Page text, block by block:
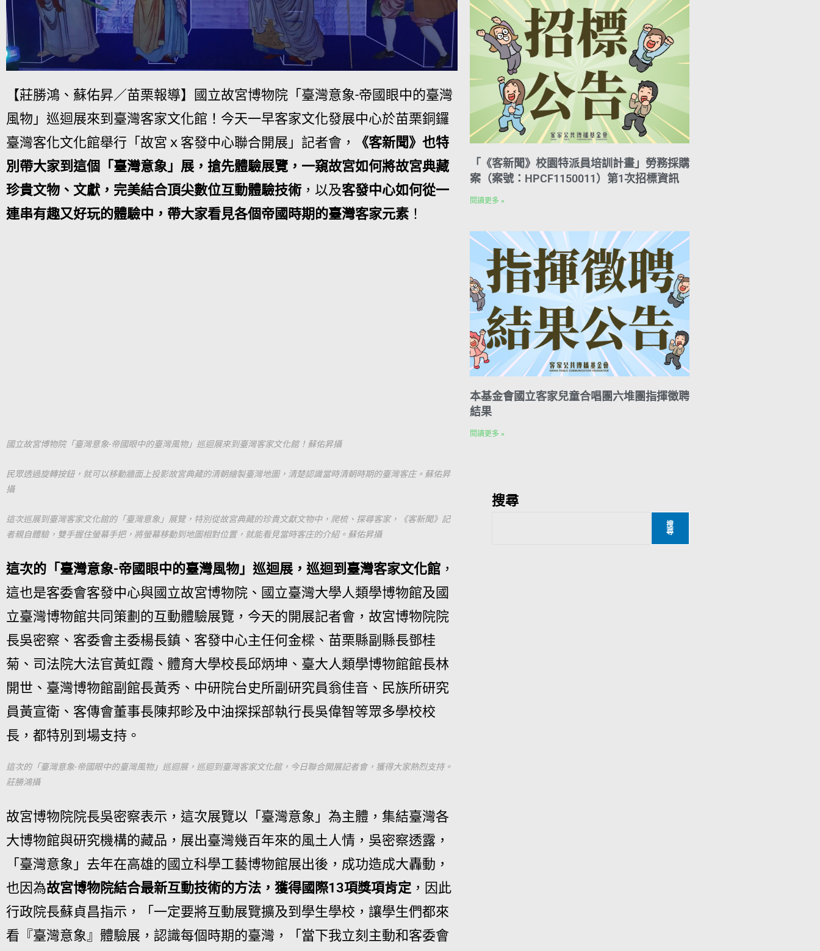
【莊勝鴻、蘇佑昇／苗栗報導】國立故宮博物院「臺灣意象-帝國眼中的臺灣
風物」巡迴展來到臺灣客家文化館！今天一早客家文化發展中心於苗栗銅鑼
臺灣客化文化館舉行「故宮ｘ客發中心聯合開展」記者會，
《客新聞》也特
別帶大家到這個「臺灣意象」展，搶先體驗展覽，一窺故宮如何將故宮典藏
珍貴文物、文獻，完美結合頂尖數位互動體驗技術 ，以及客發中心如何從一
連串有趣又好玩的體驗中，帶大家看見各個帝國時期的臺灣客家元素 ！
國立故宮博物院「臺灣意象-帝國眼中的臺灣風物」巡迴展來到臺灣客家文化館！蘇佑昇攝
民眾透過旋轉按鈕，就可以移動牆面上投影故宮典藏的清朝繪製臺灣地圖，清楚認識當時清朝時期的臺灣客庄。蘇佑昇
攝
這次巡展到臺灣客家文化館的「臺灣意象」展覽，特別從故宮典藏的珍貴文獻文物中，爬梳、探尋客家，《客新聞》記
者親自體驗，雙手握住螢幕手把，將螢幕移動到地圖相對位置，就能看見當時客庄的介紹。蘇佑昇攝
這次的「臺灣意象-帝國眼中的臺灣風物」巡迴展，巡迴到臺灣客家文化館 ，
這也是客委會客發中心與國立故宮博物院、國立臺灣大學人類學博物館及國
立臺灣博物館共同策劃的互動體驗展覽，今天的開展記者會，故宮博物院院
長吳密察、客委會主委楊長鎮、客發中心主任何金樑、苗栗縣副縣長鄧桂
菊、司法院大法官黃虹霞、體育大學校長邱炳坤、臺大人類學博物館館長林
開世、臺灣博物館副館長黃秀、中研院台史所副研究員翁佳音、民族所研究
員黃宣衛、客傳會董事長陳邦畛及中油探採部執行長吳偉智等眾多學校校
長，都特別到場支持。
這次的「臺灣意象-帝國眼中的臺灣風物」巡迴展，巡迴到臺灣客家文化館，今日聯合開展記者會，獲得大家熱烈支持。
莊勝鴻攝
故宮博物院院長吳密察表示，這次展覽以「臺灣意象」為主體，集結臺灣各
大博物館與研究機構的藏品，展出臺灣幾百年來的風土人情，吳密察透露，
「臺灣意象」去年在高雄的國立科學工藝博物館展出後，成功造成大轟動，
也因為故宮博物院結合最新互動技術的方法，獲得國際13項獎項肯定，因此
行政院長蘇貞昌指示，「一定要將互動展覽擴及到學生學校，讓學生們都來
看『臺灣意象』體驗展，認識每個時期的臺灣，「當下我立刻主動和客委會
「《客新聞》校園特派員培訓計畫」勞務採購
案（案號：HPCF1150011）第1次招標資訊
閱讀更多 »
本基金會國立客家兒童合唱團六堆團指揮徵聘
結果
閱讀更多 »
搜尋
搜
尋